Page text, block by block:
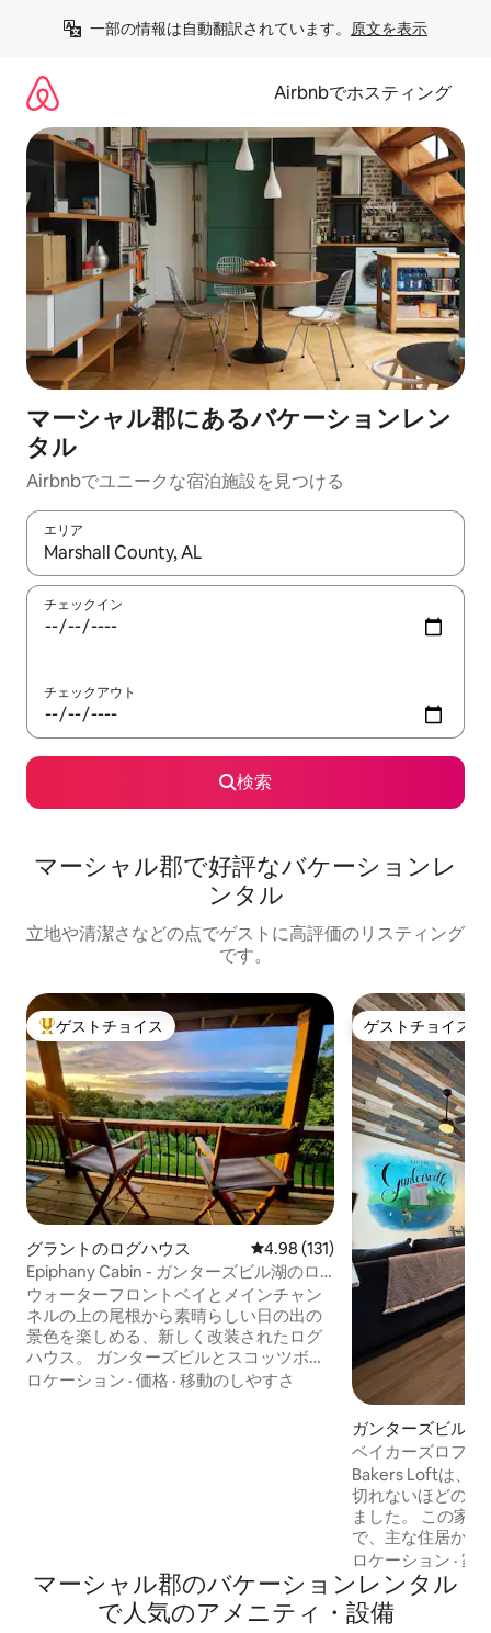
一部の情報は自動翻訳されています。 原文を表示
Airbnbでホスティング
マーシャル郡にあるバケーションレン
タル
Airbnbでユニークな宿泊施設を見つける
エリア
検索結果が表示されたら、上下の矢印キーを使って移動するか
チェックイン
チェックアウト
検索
マーシャル郡で好評なバケーションレ
ンタル
立地や清潔さなどの点でゲストに高評価のリスティング
です。
大好評のゲストチョイスです。
ゲストチョイス
グラントのログハウス レビュー131件、5つ星中4.98つ
4.98 (131)
Epiphany Cabin - ガンターズビル湖のロ
グハウス
ウォーターフロントベイとメインチャン
ネルの上の尾根から素晴らしい日の出の
景色を楽しめる、新しく改装されたログ
ハウス。 ガンターズビルとスコッツボロ
の中間にあります。 ウォーターフロント
して楽しんでください！
ロケーション · 価格 · 移動のしやすさ
ゲストチョイス
ゲストチョイス
ガンターズビルの
ベイカーズロフト
めることができる
Bakers Loftは、
切れないほどのプ
ました。 この家
で、主な住居から
りますので、プ
です。 ベイカー
ビル市港から数分
ョンレンタルです
ロケーション ·家
マーシャル郡のバケーションレンタル
で人気のアメニティ・設備